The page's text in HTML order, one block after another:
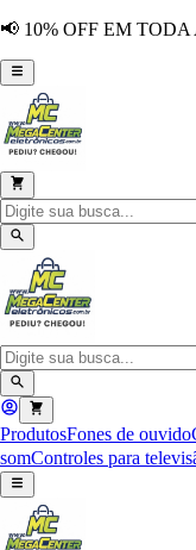
📢 10% OFF EM TODA
ProdutosFones de ouvido
somControles para